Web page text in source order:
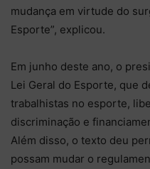
mudança em virtude do
Esporte”, explicou.
Em junho deste ano, o
Lei Geral do Esporte, que
trabalhistas no esporte,
discriminação e
Além disso, o texto deu
possam mudar o